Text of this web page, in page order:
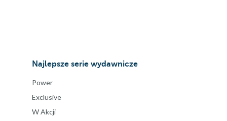
Najlepsze serie wydawnicze
Power
Exclusive
W Akcji